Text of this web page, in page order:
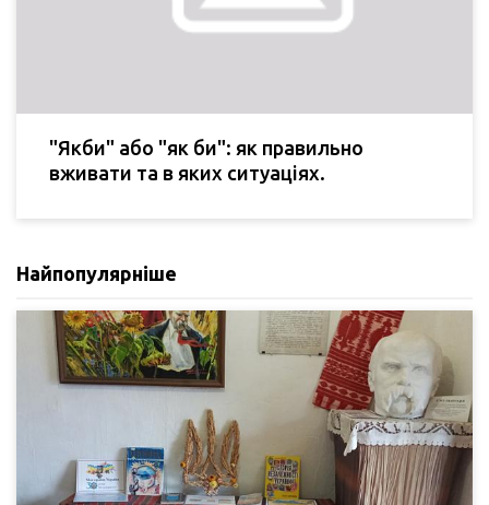
"Якби" або "як би": як правильно
вживати та в яких ситуаціях.
Найпопулярніше